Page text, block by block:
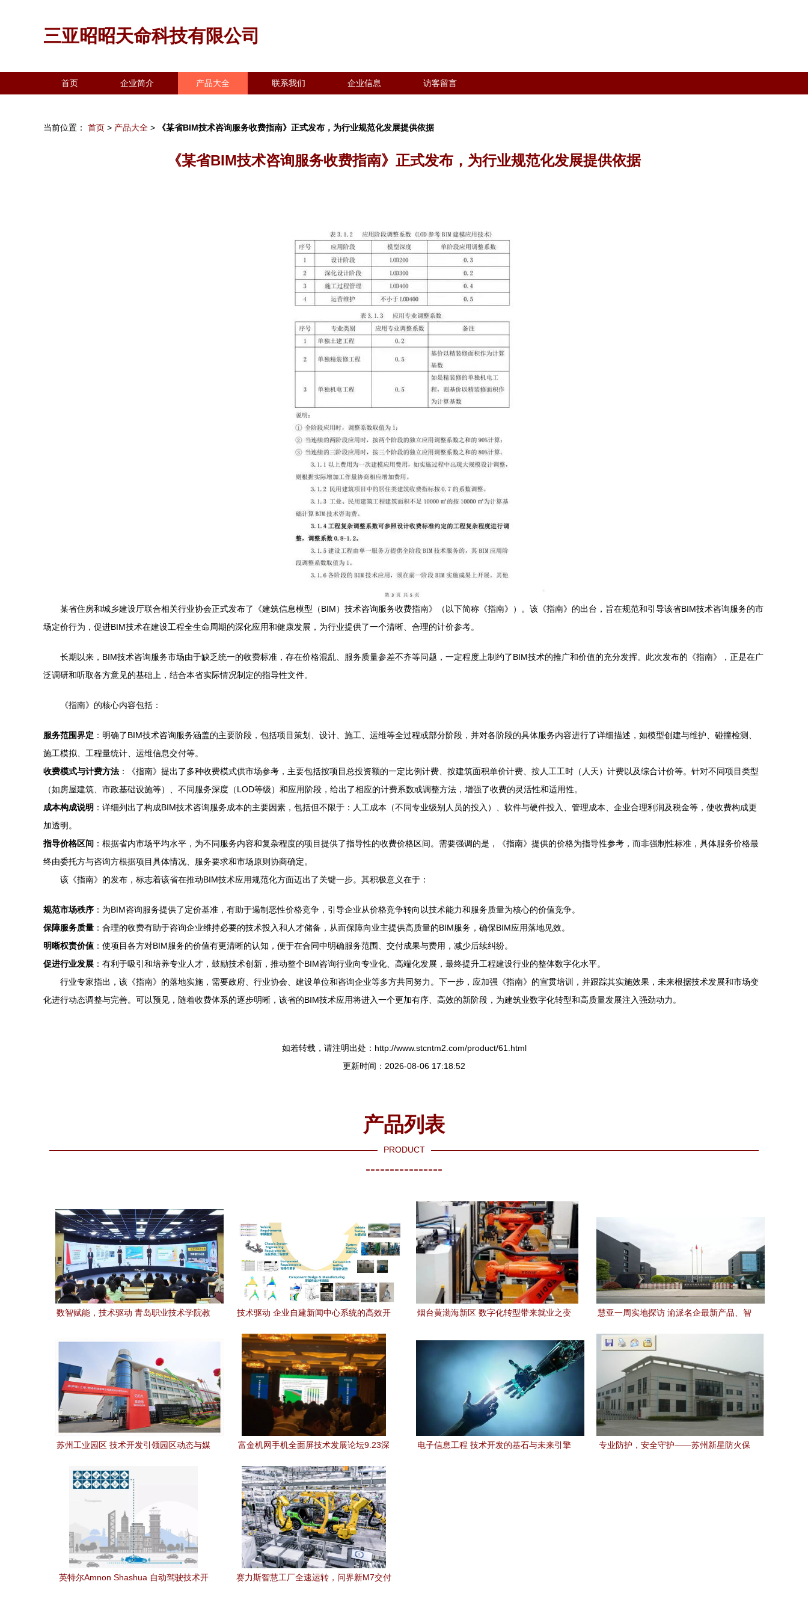
三亚昭昭天命科技有限公司
首页 企业简介 产品大全 联系我们 企业信息 访客留言
当前位置： 首页 > 产品大全 > 《某省BIM技术咨询服务收费指南》正式发布，为行业规范化发展提供依据
《某省BIM技术咨询服务收费指南》正式发布，为行业规范化发展提供依据
某省住房和城乡建设厅联合相关行业协会正式发布了《建筑信息模型（BIM）技术咨询服务收费指南》（以下简称《指南》）。该《指南》的出台，旨在规范和引导该省BIM技术咨询服务的市
场定价行为，促进BIM技术在建设工程全生命周期的深化应用和健康发展，为行业提供了一个清晰、合理的计价参考。
长期以来，BIM技术咨询服务市场由于缺乏统一的收费标准，存在价格混乱、服务质量参差不齐等问题，一定程度上制约了BIM技术的推广和价值的充分发挥。此次发布的《指南》，正是在广
泛调研和听取各方意见的基础上，结合本省实际情况制定的指导性文件。
《指南》的核心内容包括：
服务范围界定 ：明确了BIM技术咨询服务涵盖的主要阶段，包括项目策划、设计、施工、运维等全过程或部分阶段，并对各阶段的具体服务内容进行了详细描述，如模型创建与维护、碰撞检测、
施工模拟、工程量统计、运维信息交付等。
收费模式与计费方法 ：《指南》提出了多种收费模式供市场参考，主要包括按项目总投资额的一定比例计费、按建筑面积单价计费、按人工工时（人天）计费以及综合计价等。针对不同项目类型
（如房屋建筑、市政基础设施等）、不同服务深度（LOD等级）和应用阶段，给出了相应的计费系数或调整方法，增强了收费的灵活性和适用性。
成本构成说明 ：详细列出了构成BIM技术咨询服务成本的主要因素，包括但不限于：人工成本（不同专业级别人员的投入）、软件与硬件投入、管理成本、企业合理利润及税金等，使收费构成更
加透明。
指导价格区间 ：根据省内市场平均水平，为不同服务内容和复杂程度的项目提供了指导性的收费价格区间。需要强调的是，《指南》提供的价格为指导性参考，而非强制性标准，具体服务价格最
终由委托方与咨询方根据项目具体情况、服务要求和市场原则协商确定。
该《指南》的发布，标志着该省在推动BIM技术应用规范化方面迈出了关键一步。其积极意义在于：
规范市场秩序 ：为BIM咨询服务提供了定价基准，有助于遏制恶性价格竞争，引导企业从价格竞争转向以技术能力和服务质量为核心的价值竞争。
保障服务质量 ：合理的收费有助于咨询企业维持必要的技术投入和人才储备，从而保障向业主提供高质量的BIM服务，确保BIM应用落地见效。
明晰权责价值 ：使项目各方对BIM服务的价值有更清晰的认知，便于在合同中明确服务范围、交付成果与费用，减少后续纠纷。
促进行业发展 ：有利于吸引和培养专业人才，鼓励技术创新，推动整个BIM咨询行业向专业化、高端化发展，最终提升工程建设行业的整体数字化水平。
行业专家指出，该《指南》的落地实施，需要政府、行业协会、建设单位和咨询企业等多方共同努力。下一步，应加强《指南》的宣贯培训，并跟踪其实施效果，未来根据技术发展和市场变
化进行动态调整与完善。可以预见，随着收费体系的逐步明晰，该省的BIM技术应用将进入一个更加有序、高效的新阶段，为建筑业数字化转型和高质量发展注入强劲动力。
如若转载，请注明出处：http://www.stcntm2.com/product/61.html
更新时间：2026-08-06 17:18:52
产品列表
PRODUCT
----------------
数智赋能，技术驱动 青岛职业技术学院教
技术驱动 企业自建新闻中心系统的高效开
烟台黄渤海新区 数字化转型带来就业之变
慧亚一周实地探访 渝派名企最新产品、智
苏州工业园区 技术开发引领园区动态与媒
富金机网手机全面屏技术发展论坛9.23深
电子信息工程 技术开发的基石与未来引擎
专业防护，安全守护——苏州新星防火保
英特尔Amnon Shashua 自动驾驶技术开
赛力斯智慧工厂全速运转，问界新M7交付